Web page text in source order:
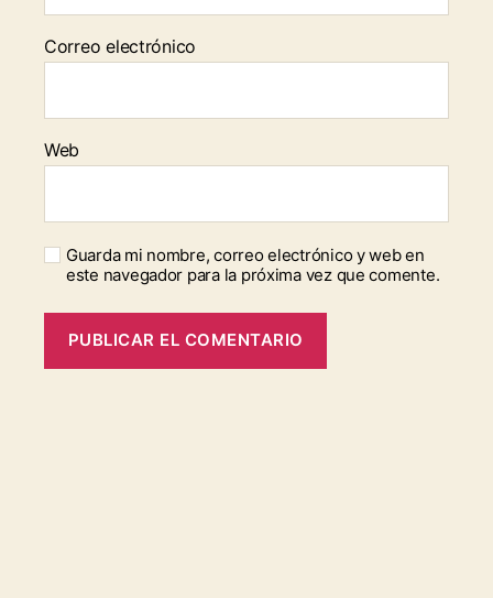
Correo electrónico
Web
Guarda mi nombre, correo electrónico y web en
este navegador para la próxima vez que comente.